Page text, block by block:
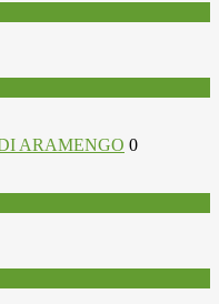
ARAMENGO 0